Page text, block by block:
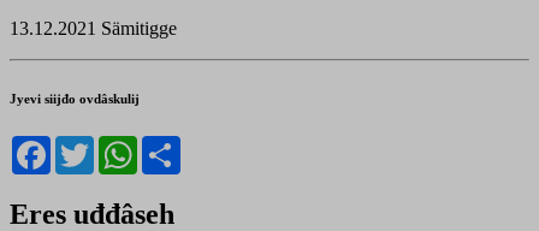
13.12.2021 Sämitigge
Jyevi siijđo ovdâskulij
Facebook
TwitterWhatsApp
Eres uđđâseh